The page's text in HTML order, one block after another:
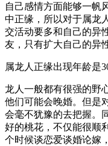
自己感情方面能够一帆
中正缘，所以对于属龙
交活动要多和自己的异
友，只有扩大自己的异
属龙人正缘出现年龄是
龙人一般都有很强的野
他们可能会晚婚。但是
会毫不犹豫的去把握。
好的桃花，不仅能很顺
个时候谈恋爱谈婚论嫁